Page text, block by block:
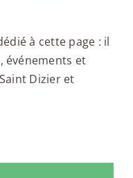
à cette page : il
événements et
Dizier et